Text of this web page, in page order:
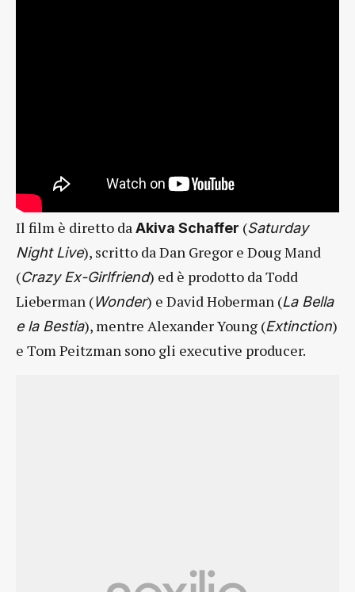
Il film è diretto da Akiva Schaffer (Saturday
Night Live), scritto da Dan Gregor e Doug Mand
(Crazy Ex-Girlfriend) ed è prodotto da Todd
Lieberman (Wonder) e David Hoberman (La Bella
e la Bestia), mentre Alexander Young (Extinction)
e Tom Peitzman sono gli executive producer.